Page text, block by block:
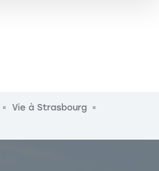
Vie à Strasbourg